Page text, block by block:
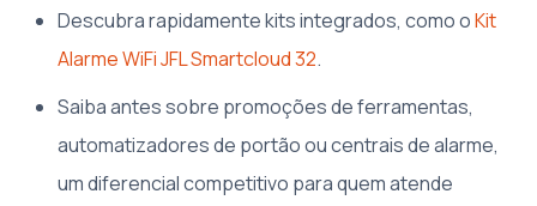
Descubra rapidamente kits integrados, como oKit
Alarme WiFi JFL Smartcloud 32.
Saiba antes sobre promoções de ferramentas,
automatizadores de portão ou centrais de alarme,
um diferencial competitivo para quem atende